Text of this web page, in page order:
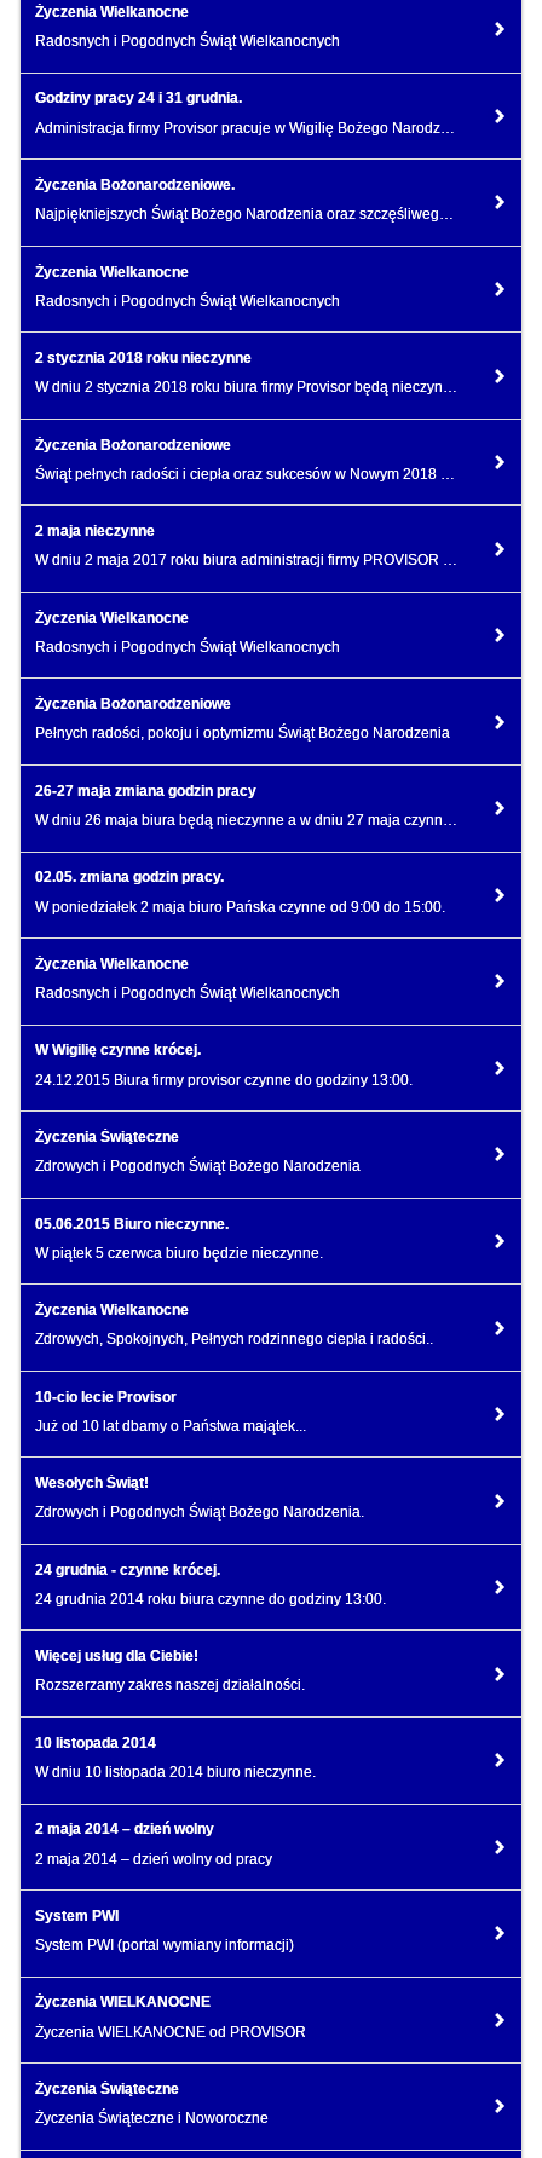
Życzenia Wielkanocne
Radosnych i Pogodnych Świąt Wielkanocnych
Godziny pracy 24 i 31 grudnia.
Życzenia Bożonarodzeniowe.
Najpiękniejszych Świąt Bożego Narodzenia oraz szczęśliwego Nowego 2019 Roku!
Życzenia Wielkanocne
Radosnych i Pogodnych Świąt Wielkanocnych
2 stycznia 2018 roku nieczynne
W dniu 2 stycznia 2018 roku biura firmy Provisor będą nieczynne.
Życzenia Bożonarodzeniowe
2 maja nieczynne
W dniu 2 maja 2017 roku biura administracji firmy PROVISOR będą nieczynne.
Życzenia Wielkanocne
Radosnych i Pogodnych Świąt Wielkanocnych
Życzenia Bożonarodzeniowe
Pełnych radości, pokoju i optymizmu Świąt Bożego Narodzenia
26-27 maja zmiana godzin pracy
W dniu 26 maja biura będą nieczynne a w dniu 27 maja czynne będzie jedynie biuro przy ulicy Pańskiej
02.05. zmiana godzin pracy.
W poniedziałek 2 maja biuro Pańska czynne od 9:00 do 15:00.
Życzenia Wielkanocne
Radosnych i Pogodnych Świąt Wielkanocnych
W Wigilię czynne krócej.
24.12.2015 Biura firmy provisor czynne do godziny 13:00.
Życzenia Świąteczne
Zdrowych i Pogodnych Świąt Bożego Narodzenia
05.06.2015 Biuro nieczynne.
W piątek 5 czerwca biuro będzie nieczynne.
Życzenia Wielkanocne
Zdrowych, Spokojnych, Pełnych rodzinnego ciepła i radości..
10-cio lecie Provisor
Już od 10 lat dbamy o Państwa majątek...
Wesołych Świąt!
Zdrowych i Pogodnych Świąt Bożego Narodzenia.
24 grudnia - czynne krócej.
24 grudnia 2014 roku biura czynne do godziny 13:00.
Więcej usług dla Ciebie!
Rozszerzamy zakres naszej działalności.
10 listopada 2014
W dniu 10 listopada 2014 biuro nieczynne.
2 maja 2014 – dzień wolny
2 maja 2014 – dzień wolny od pracy
System PWI
System PWI (portal wymiany informacji)
Życzenia WIELKANOCNE
Życzenia WIELKANOCNE od PROVISOR
Życzenia Świąteczne
Życzenia Świąteczne i Noworoczne